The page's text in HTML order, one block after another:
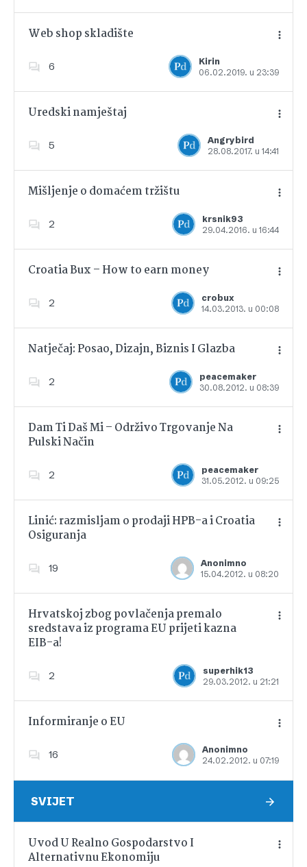
Web shop skladište
6
Kirin
06.02.2019. u 23:39
Dodajte u favorite
Uredski namještaj
5
Angrybird
28.08.2017. u 14:41
Dodajte u favorite
Mišljenje o domaćem tržištu
2
krsnik93
29.04.2016. u 16:44
Dodajte u favorite
Croatia Bux – How to earn money
2
crobux
14.03.2013. u 00:08
Dodajte u favorite
Natječaj: Posao, Dizajn, Biznis I Glazba
2
peacemaker
30.08.2012. u 08:39
Dodajte u favorite
Dam Ti Daš Mi – Održivo Trgovanje Na
Pulski Način
2
peacemaker
31.05.2012. u 09:25
Dodajte u favorite
Linić: razmisljam o prodaji HPB-a i Croatia
Osiguranja
19
Anonimno
15.04.2012. u 08:20
Dodajte u favorite
Hrvatskoj zbog povlačenja premalo
sredstava iz programa EU prijeti kazna
EIB-a!
2
superhik13
29.03.2012. u 21:21
Informiranje o EU
16
Anonimno
24.02.2012. u 07:19
Dodajte u favorite
SVIJET
Uvod U Realno Gospodarstvo I
Alternativnu Ekonomiju